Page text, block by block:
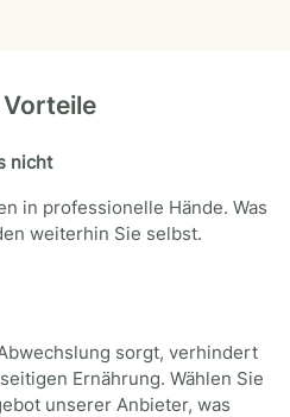
nicht
in professionelle Hände. Was
weiterhin Sie selbst.
sorgt, verhindert
Ernährung. Wählen Sie
unserer Anbieter, was